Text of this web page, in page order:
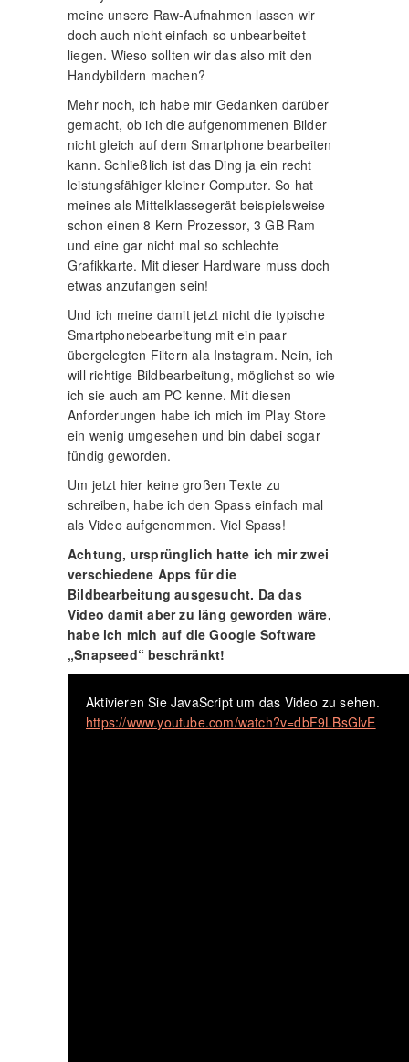
meine unsere Raw-Aufnahmen lassen wir
doch auch nicht einfach so unbearbeitet
liegen. Wieso sollten wir das also mit den
Handybildern machen?
Mehr noch, ich habe mir Gedanken darüber
gemacht, ob ich die aufgenommenen Bilder
nicht gleich auf dem Smartphone bearbeiten
kann. Schließlich ist das Ding ja ein recht
leistungsfähiger kleiner Computer. So hat
meines als Mittelklassegerät beispielsweise
schon einen 8 Kern Prozessor, 3 GB Ram
und eine gar nicht mal so schlechte
Grafikkarte. Mit dieser Hardware muss doch
etwas anzufangen sein!
Und ich meine damit jetzt nicht die typische
Smartphonebearbeitung mit ein paar
übergelegten Filtern ala Instagram. Nein, ich
will richtige Bildbearbeitung, möglichst so wie
ich sie auch am PC kenne. Mit diesen
Anforderungen habe ich mich im Play Store
ein wenig umgesehen und bin dabei sogar
fündig geworden.
Um jetzt hier keine großen Texte zu
schreiben, habe ich den Spass einfach mal
als Video aufgenommen. Viel Spass!
Achtung, ursprünglich hatte ich mir zwei
verschiedene Apps für die
Bildbearbeitung ausgesucht. Da das
Video damit aber zu läng geworden wäre,
habe ich mich auf die Google Software
„Snapseed“ beschränkt!
Aktivieren Sie JavaScript um das Video zu sehen.
https://www.youtube.com/watch?v=dbF9LBsGlvE